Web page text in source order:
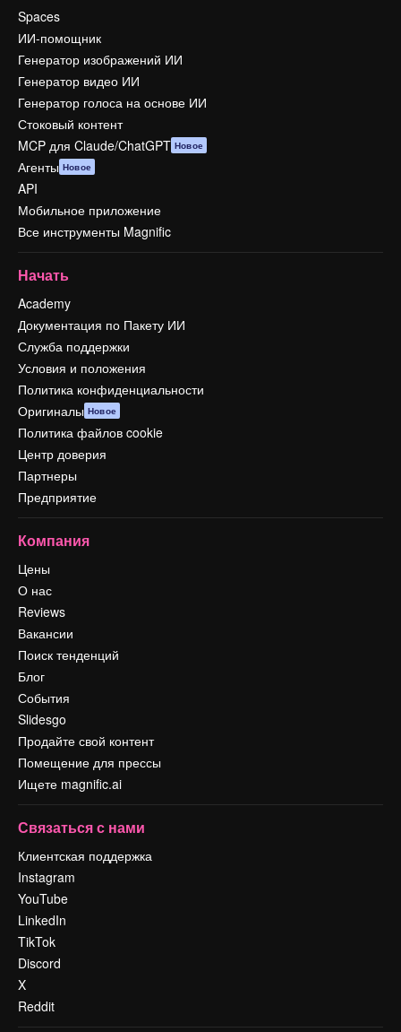
Spaces
ИИ-помощник
Генератор изображений ИИ
Генератор видео ИИ
Генератор голоса на основе ИИ
Стоковый контент
MCP для Claude/ChatGPT Новое
Агенты Новое
API
Мобильное приложение
Все инструменты Magnific
Начать
Academy
Документация по Пакету ИИ
Служба поддержки
Условия и положения
Политика конфиденциальности
Оригиналы Новое
Политика файлов cookie
Центр доверия
Партнеры
Предприятие
Компания
Цены
О нас
Reviews
Вакансии
Поиск тенденций
Блог
События
Slidesgo
Продайте свой контент
Помещение для прессы
Ищете magnific.ai
Связаться с нами
Клиентская поддержка
Instagram
YouTube
LinkedIn
TikTok
Discord
X
Reddit